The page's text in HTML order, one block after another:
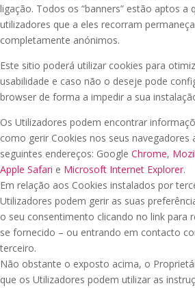
ligação. Todos os “banners” estão aptos a
utilizadores que a eles recorram
completamente anónimos.
Este sitio poderá utilizar cookies para
usabilidade e caso não o deseje pode
browser de forma a impedir a sua
Os Utilizadores podem encontrar
como gerir Cookies nos seus navegadores
seguintes endereços: Google Chrome,
Apple Safari e Microsoft Internet Explorer.
Em relação aos Cookies instalados por
Utilizadores podem gerir as suas
o seu consentimento clicando no link para
se fornecido – ou entrando em contacto
terceiro.
Não obstante o exposto acima, o
que os Utilizadores podem utilizar as